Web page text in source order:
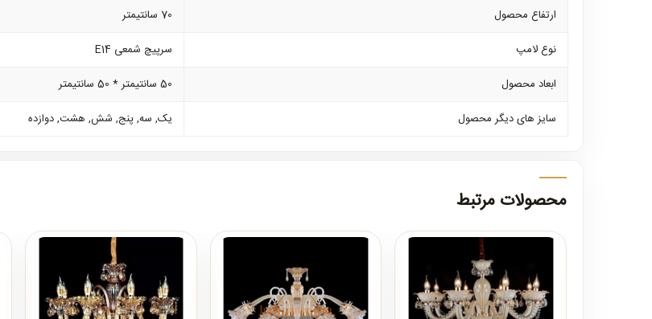
ارتفاع محصول
70 سانتیمتر
نوع لامپ
سرپیچ شمعی E14
ابعاد محصول
50 سانتیمتر * 50 سانتیمتر
سایز های دیگر محصول
یک, سه, پنج, شش, هشت, دوازده
محصولات مرتبط